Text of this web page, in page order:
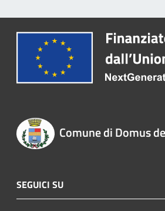
Comune di Domus
SEGUICI SU